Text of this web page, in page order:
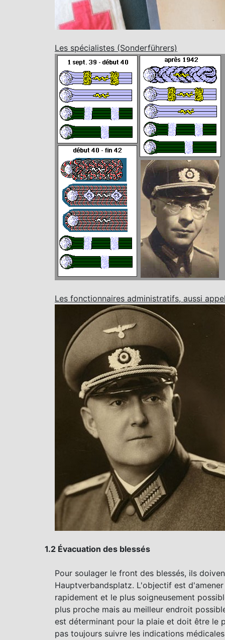
Les spécialistes (Sonderführers)
Les fonctionnaires administratifs, aussi
1.2 Évacuation des blessés
Pour soulager le front des blessés, ils
Hauptverbandsplatz. L'objectif est
rapidement et le plus soigneusement
plus proche mais au meilleur endroit
est déterminant pour la plaie et doit être le
pas toujours suivre les indications